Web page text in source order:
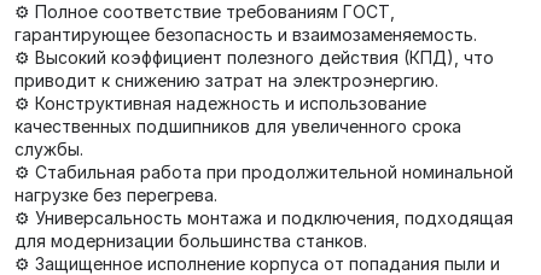
⚙️ Полное соответствие требованиям ГОСТ,
гарантирующее безопасность и взаимозаменяемость.
⚙️ Высокий коэффициент полезного действия (КПД), что
приводит к снижению затрат на электроэнергию.
⚙️ Конструктивная надежность и использование
качественных подшипников для увеличенного срока
службы.
⚙️ Стабильная работа при продолжительной номинальной
нагрузке без перегрева.
⚙️ Универсальность монтажа и подключения, подходящая
для модернизации большинства станков.
⚙️ Защищенное исполнение корпуса от попадания пыли и